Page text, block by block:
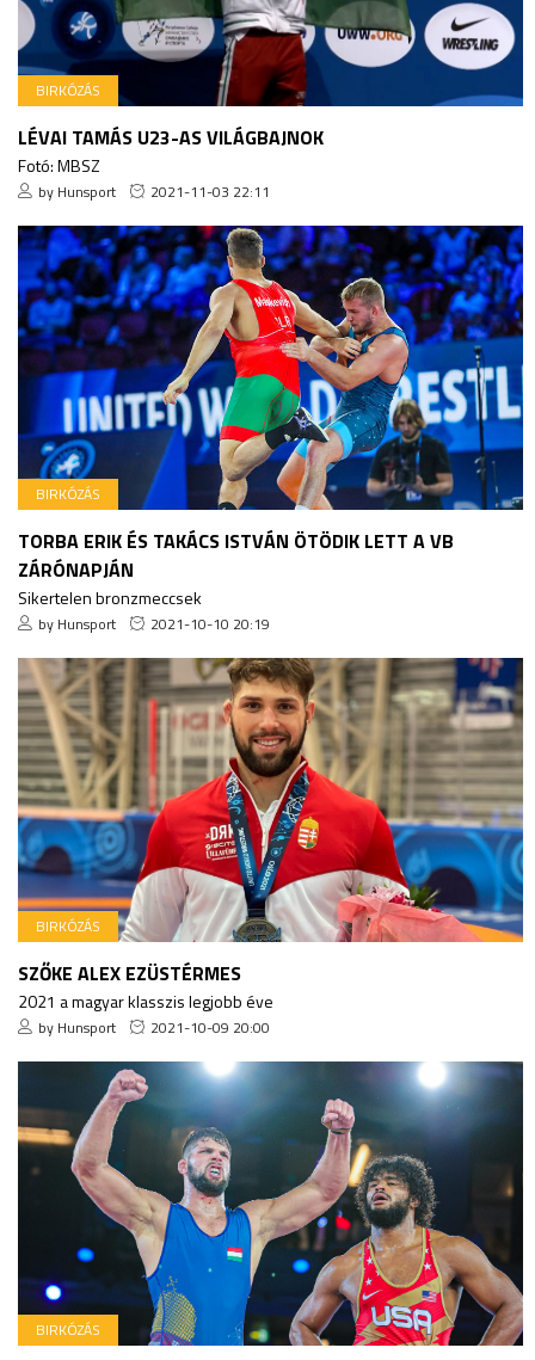
BIRKÓZÁS
LÉVAI TAMÁS U23-AS VILÁGBAJNOK
Fotó: MBSZ
by Hunsport 2021-11-03 22:11
BIRKÓZÁS
TORBA ERIK ÉS TAKÁCS ISTVÁN ÖTÖDIK LETT A VB
ZÁRÓNAPJÁN
Sikertelen bronzmeccsek
by Hunsport 2021-10-10 20:19
BIRKÓZÁS
SZŐKE ALEX EZÜSTÉRMES
2021 a magyar klasszis legjobb éve
by Hunsport 2021-10-09 20:00
BIRKÓZÁS